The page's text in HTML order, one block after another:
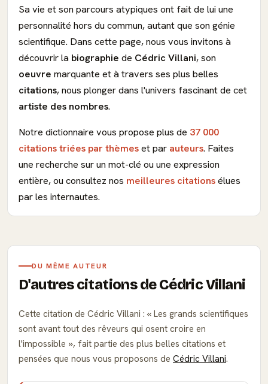
Sa vie et son parcours atypiques ont fait de lui une
personnalité hors du commun, autant que son génie
scientifique. Dans cette page, nous vous invitons à
découvrir la biographie de Cédric Villani, son
oeuvre marquante et à travers ses plus belles
citations, nous plonger dans l'univers fascinant de cet
artiste des nombres.
Notre dictionnaire vous propose plus de 37 000
citations triées par thèmeset par auteurs. Faites
une recherche sur un mot-clé ou une expression
entière, ou consultez nos meilleures citationsélues
par les internautes.
DU MÊME AUTEUR
D'autres citations de Cédric Villani
Cette citation de Cédric Villani :
Les grands scientifiques
sont avant tout des rêveurs qui osent croire en
l'impossible
, fait partie des plus belles citations et
pensées que nous vous proposons de Cédric Villani.